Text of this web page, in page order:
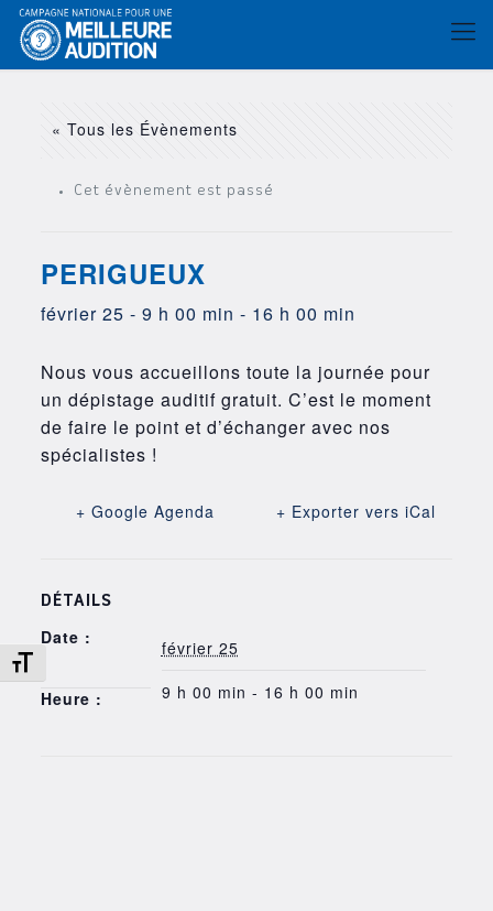
Changer la taille de la police
« Tous les Évènements
Cet évènement est passé
PERIGUEUX
février 25 - 9 h 00 min - 16 h 00 min
Nous vous accueillons toute la journée pour
un dépistage auditif gratuit. C’est le moment
de faire le point et d’échanger avec nos
spécialistes !
+ Google Agenda + Exporter vers iCal
DÉTAILS
Date : février 25
Heure : 9 h 00 min - 16 h 00 min